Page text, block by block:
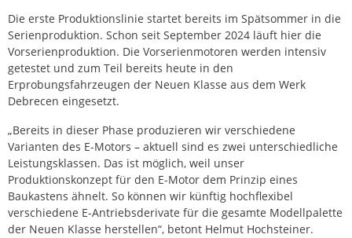
Die erste Produktionslinie startet bereits im Spätsommer in die
Serienproduktion. Schon seit September 2024 läuft hier die
Vorserienproduktion. Die Vorserienmotoren werden intensiv
getestet und zum Teil bereits heute in den
Erprobungsfahrzeugen der Neuen Klasse aus dem Werk
Debrecen eingesetzt.
„Bereits in dieser Phase produzieren wir verschiedene
Varianten des E-Motors – aktuell sind es zwei unterschiedliche
Leistungsklassen. Das ist möglich, weil unser
Produktionskonzept für den E-Motor dem Prinzip eines
Baukastens ähnelt. So können wir künftig hochflexibel
verschiedene E-Antriebsderivate für die gesamte Modellpalette
der Neuen Klasse herstellen“, betont Helmut Hochsteiner.